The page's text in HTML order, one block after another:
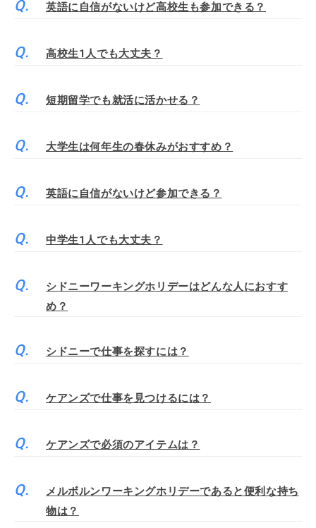
英語に自信がないけど高校生も参加できる？
高校生1人でも大丈夫？
短期留学でも就活に活かせる？
大学生は何年生の春休みがおすすめ？
英語に自信がないけど参加できる？
中学生1人でも大丈夫？
シドニーワーキングホリデーはどんな人におすす
め？
シドニーで仕事を探すには？
ケアンズで仕事を見つけるには？
ケアンズで必須のアイテムは？
メルボルンワーキングホリデーであると便利な持ち
物は？